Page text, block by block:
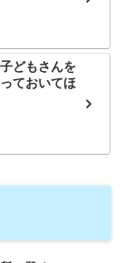
どもさんを
ておいてほ